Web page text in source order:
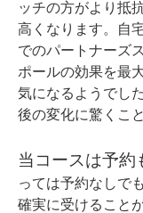
ッチの方がより抵
高くなります。自
でのパートナーズ
ポールの効果を最
気になるようでし
後の変化に驚くこ
当コースは予約
っては予約なしで
確実に受けること